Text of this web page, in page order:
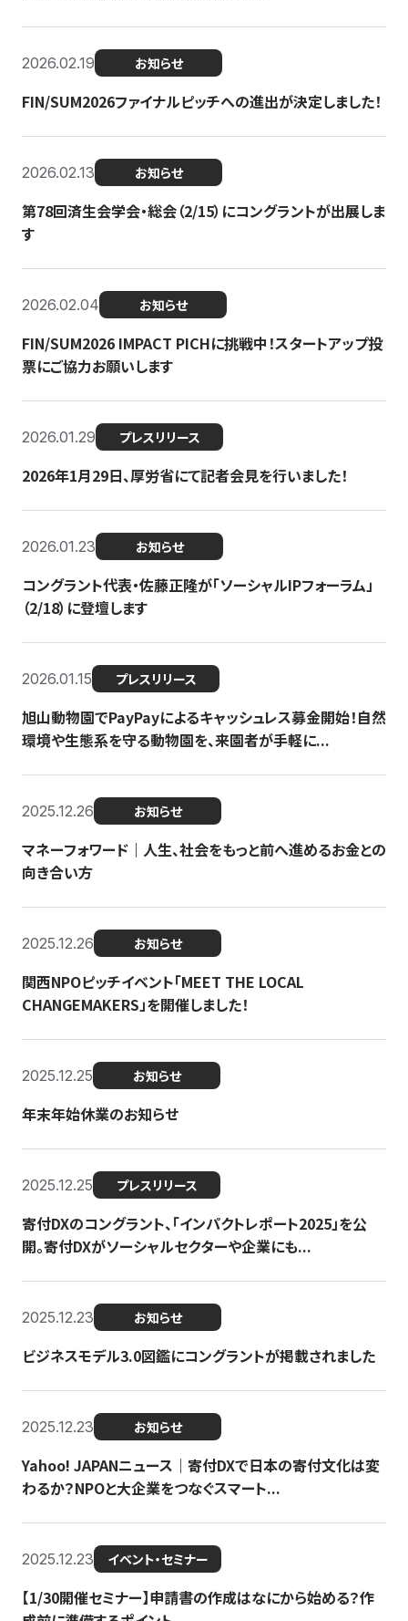
2026.02.19 お知らせ
FIN/SUM2026ファイナルピッチへの進出が決定しました！
2026.02.13 お知らせ
第78回済生会学会・総会（2/15）にコングラントが出展しま
す
2026.02.04 お知らせ
FIN/SUM2026 IMPACT PICHに挑戦中！スタートアップ投
票にご協力お願いします
2026.01.29 プレスリリース
2026年1月29日、厚労省にて記者会見を行いました！
2026.01.23 お知らせ
コングラント代表・佐藤正隆が「ソーシャルIPフォーラム」
（2/18）に登壇します
2026.01.15 プレスリリース
旭山動物園でPayPayによるキャッシュレス募金開始！自然
環境や生態系を守る動物園を、来園者が手軽に...
2025.12.26 お知らせ
マネーフォワード｜人生、社会をもっと前へ進めるお金との
向き合い方
2025.12.26 お知らせ
関西NPOピッチイベント「MEET THE LOCAL
CHANGEMAKERS」を開催しました！
2025.12.25 お知らせ
年末年始休業のお知らせ
2025.12.25 プレスリリース
寄付DXのコングラント、「インパクトレポート2025」を公
開。寄付DXがソーシャルセクターや企業にも...
2025.12.23 お知らせ
ビジネスモデル3.0図鑑にコングラントが掲載されました
2025.12.23 お知らせ
Yahoo! JAPANニュース｜寄付DXで日本の寄付文化は変
わるか？NPOと大企業をつなぐスマート...
2025.12.23 イベント・セミナー
【1/30開催セミナー】申請書の作成はなにから始める？作